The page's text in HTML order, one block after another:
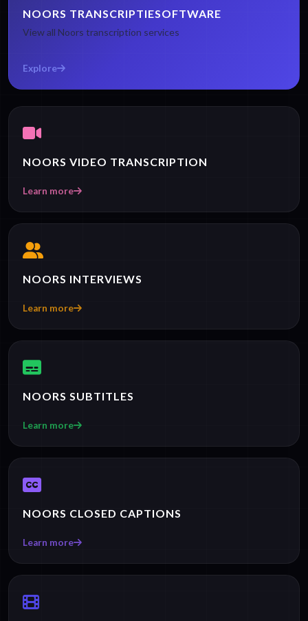
NOORS TRANSCRIPTIESOFTWARE
View all Noors transcription services
Explore
NOORS VIDEO TRANSCRIPTION
Learn more
NOORS INTERVIEWS
Learn more
NOORS SUBTITLES
Learn more
NOORS CLOSED CAPTIONS
Learn more